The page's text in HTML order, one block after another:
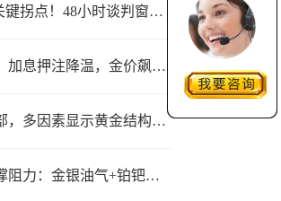
原油周跌14%迎关键拐点！48小时谈判窗口，暗藏行情变数
8月6日财经早餐：加息押注降温，金价飙升至近两个月高位，地缘缓和预期，美油75关口拉锯
投行称4000是底部，多因素显示黄金结构性机会显现
一张图看商品支撑阻力：金银油气+铂钯铜农产品期货(2026年8月5日)